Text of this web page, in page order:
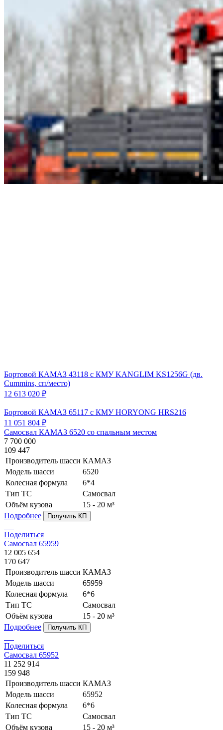
Бортовой КАМАЗ 43118 с КМУ KANGLIM KS1256G (дв.
Cummins, сп/место)
12 613 020 ₽
Бортовой КАМАЗ 65117 с КМУ HORYONG HRS216
11 051 804 ₽
Самосвал КАМАЗ 6520 со спальным местом
7 700 000
109 447
Производитель шасси КАМАЗ
Модель шасси
6520
Колесная формула
6*4
Тип ТС
Самосвал
Объём кузова
15 - 20 м³
Подробнее
Получить КП
Поделиться
Самосвал 65959
12 005 654
170 647
Производитель шасси КАМАЗ
Модель шасси
65959
Колесная формула
6*6
Тип ТС
Самосвал
Объём кузова
15 - 20 м³
Подробнее
Получить КП
Поделиться
Самосвал 65952
11 252 914
159 948
Производитель шасси КАМАЗ
Модель шасси
65952
Колесная формула
6*6
Тип ТС
Самосвал
Объём кузова
15 - 20 м³